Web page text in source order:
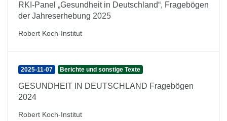
RKI-Panel „Gesundheit in Deutschland“, Fragebögen
der Jahreserhebung 2025
Robert Koch-Institut
2025-11-07 Berichte und sonstige Texte
GESUNDHEIT IN DEUTSCHLAND Fragebögen
2024
Robert Koch-Institut